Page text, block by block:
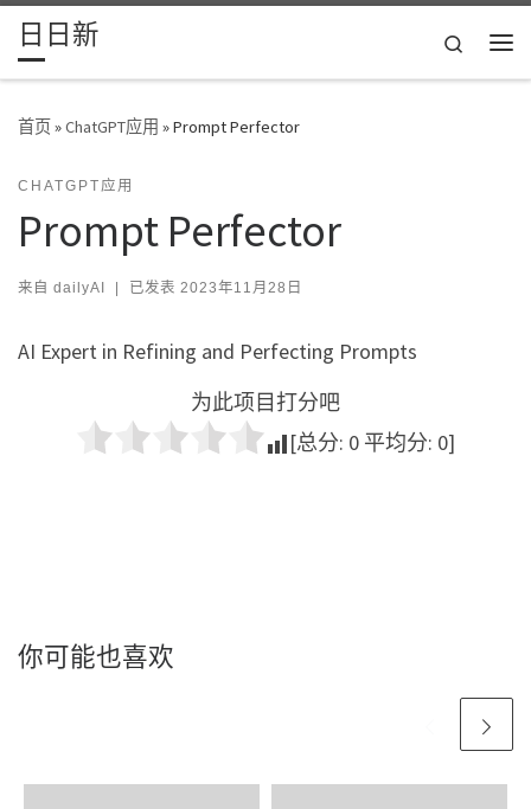
Skip to content
日日新
Search
首页»ChatGPT应用 »Prompt Perfector
CHATGPT应用
Prompt Perfector
来自 dailyAI | 已发表 2023年11月28日
AI Expert in Refining and Perfecting Prompts
为此项目打分吧
[总分: 0 平均分: 0]
你可能也喜欢